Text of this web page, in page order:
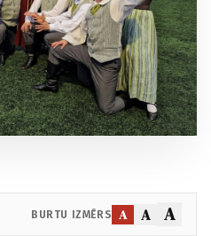
BURTU IZMĒRS A A A